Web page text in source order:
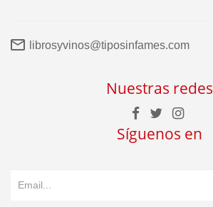
librosyvinos@tiposinfames.com
Nuestras redes
Síguenos en